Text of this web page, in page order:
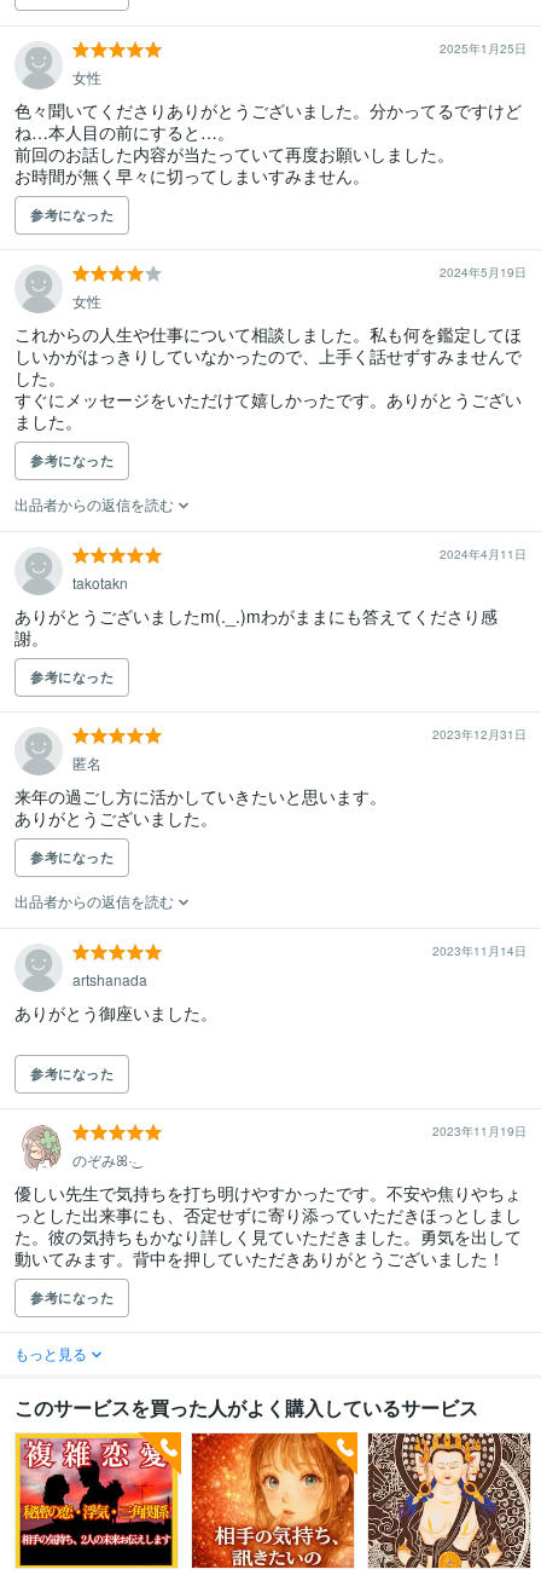
2025年1月25日
女性
色々聞いてくださりありがとうございました。分かってるですけど
ね…本人目の前にすると…。
前回のお話した内容が当たっていて再度お願いしました。
参考になった
2024年5月19日
女性
これからの人生や仕事について相談しました。私も何を鑑定してほ
しいかがはっきりしていなかったので、上手く話せずすみませんで
した。
すぐにメッセージをいただけて嬉しかったです。ありがとうござい
ました。
参考になった
出品者からの返信を読む
2024年4月11日
takotakn
ありがとうございましたm(._.)mわがままにも答えてくださり感
謝。
参考になった
2023年12月31日
匿名
来年の過ごし方に活かしていきたいと思います。
ありがとうございました。
参考になった
出品者からの返信を読む
2023年11月14日
artshanada
ありがとう御座いました。
参考になった
2023年11月19日
のぞみꕤ·͜·
優しい先生で気持ちを打ち明けやすかったです。不安や焦りやちょ
っとした出来事にも、否定せずに寄り添っていただきほっとしまし
た。彼の気持ちもかなり詳しく見ていただきました。勇気を出して
動いてみます。背中を押していただきありがとうございました！
参考になった
もっと見る
このサービスを買った人がよく購入しているサービス